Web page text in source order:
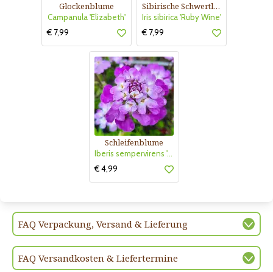
Glockenblume
Campanula 'Elizabeth'
€ 7,99
Sibirische Schwertlilie
Iris sibirica 'Ruby Wine'
€ 7,99
Schleifenblume
Iberis sempervirens 'Absolutely Amethyst'
€ 4,99
FAQ Verpackung, Versand & Lieferung
FAQ Versandkosten & Liefertermine